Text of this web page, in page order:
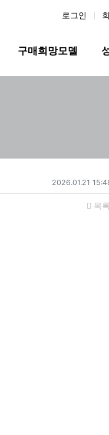
로그인
구매희망모델
작성일
2026.01.21
목